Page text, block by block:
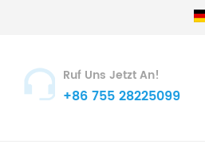
Ruf Uns Jetzt An!
+86 755 28225099